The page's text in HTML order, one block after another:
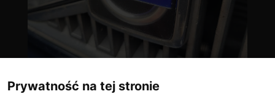
Prywatność na tej stronie